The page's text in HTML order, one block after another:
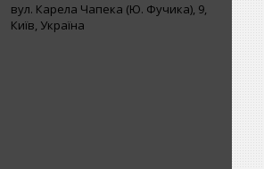
вул. Карела Чапека (Ю. Фучика), 9,
Київ, Україна